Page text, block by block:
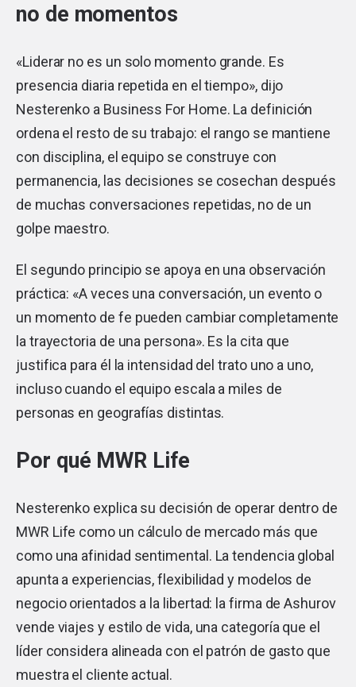
no de momentos
«Liderar no es un solo momento grande. Es
presencia diaria repetida en el tiempo», dijo
Nesterenko a Business For Home. La definición
ordena el resto de su trabajo: el rango se mantiene
con disciplina, el equipo se construye con
permanencia, las decisiones se cosechan después
de muchas conversaciones repetidas, no de un
golpe maestro.
El segundo principio se apoya en una observación
práctica: «A veces una conversación, un evento o
un momento de fe pueden cambiar completamente
la trayectoria de una persona». Es la cita que
justifica para él la intensidad del trato uno a uno,
incluso cuando el equipo escala a miles de
personas en geografías distintas.
Por qué MWR Life
Nesterenko explica su decisión de operar dentro de
MWR Life como un cálculo de mercado más que
como una afinidad sentimental. La tendencia global
apunta a experiencias, flexibilidad y modelos de
negocio orientados a la libertad: la firma de Ashurov
vende viajes y estilo de vida, una categoría que el
líder considera alineada con el patrón de gasto que
muestra el cliente actual.